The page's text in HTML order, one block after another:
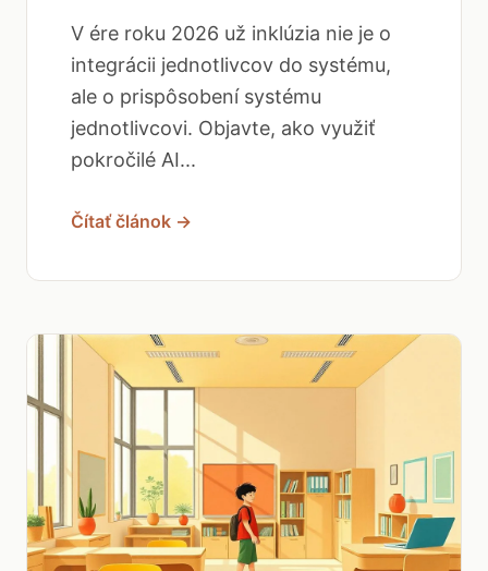
V ére roku 2026 už inklúzia nie je o
integrácii jednotlivcov do systému,
ale o prispôsobení systému
jednotlivcovi. Objavte, ako využiť
pokročilé AI...
Čítať článok →